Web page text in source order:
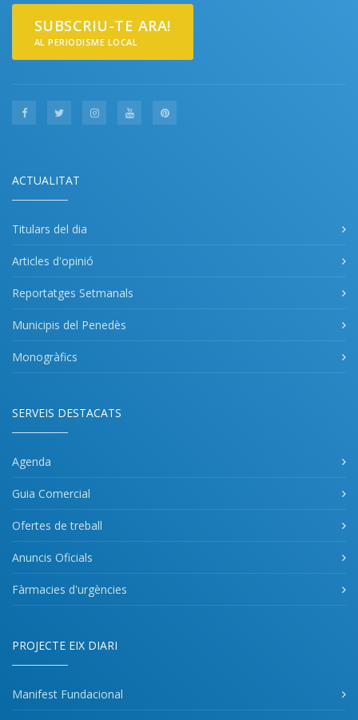
SUBSCRIU-TE ARA!
AL PERIODISME LOCAL
ACTUALITAT
Titulars del dia
Articles d'opinió
Reportatges Setmanals
Municipis del Penedès
Monogràfics
SERVEIS DESTACATS
Agenda
Guia Comercial
Ofertes de treball
Anuncis Oficials
Fàrmacies d'urgències
PROJECTE EIX DIARI
Manifest Fundacional